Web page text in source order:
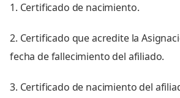
1. Certificado de nacimiento.
2. Certificado que acredite la
fecha de fallecimiento del afiliado.
3. Certificado de nacimiento del